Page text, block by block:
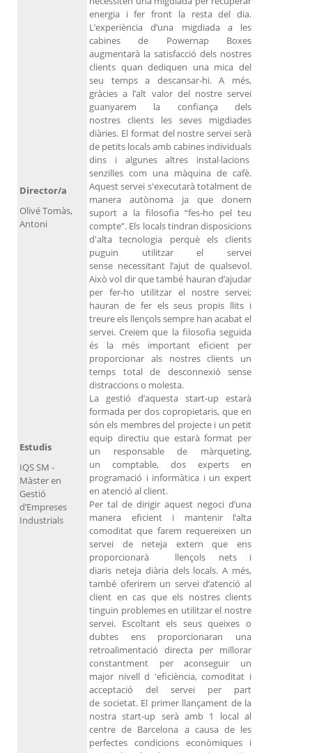
energia i fer front la resta del dia.
L’experiència d’una migdiada a les
cabines de Powernap Boxes
augmentarà la satisfacció dels nostres
clients quan dediquen una mica del
seu temps a descansar-hi. A més,
gràcies a l’alt valor del nostre servei
guanyarem la confiança dels
nostres clients les seves migdiades
diàries. El format del nostre servei serà
de petits locals amb cabines individuals
dins i algunes altres instal·lacions
senzilles com una màquina de cafè.
Aquest servei s'executarà totalment de
manera autònoma ja que donem
suport a la filosofia “fes-ho pel teu
compte”. Els locals tindran disposicions
d'alta tecnologia perquè els clients
puguin utilitzar el servei
sense necessitant l’ajut de qualsevol.
Això vol dir que també hauran d’ajudar
per fer-ho utilitzar el nostre servei;
hauran de fer els seus propis llits i
treure els llençols sempre han acabat el
servei. Creiem que la filosofia seguida
és la més important eficient per
proporcionar als nostres clients un
temps total de desconnexió sense
distraccions o molesta.
La gestió d’aquesta start-up estarà
formada per dos copropietaris, que en
són els membres del projecte i un petit
equip directiu que estarà format per
un responsable de màrqueting,
un comptable, dos experts en
programació i informàtica i un expert
en atenció al client.
Per tal de dirigir aquest negoci d’una
manera eficient i mantenir l’alta
comoditat que farem requereixen un
servei de neteja extern que ens
proporcionarà llençols nets i
diaris neteja diària dels locals. A més,
també oferirem un servei d’atenció al
client en cas que els nostres clients
tinguin problemes en utilitzar el nostre
servei. Escoltant els seus queixes o
dubtes ens proporcionaran una
retroalimentació directa per millorar
constantment per aconseguir un
major nivell d 'eficiència, comoditat i
acceptació del servei per part
de societat. El primer llançament de la
nostra start-up serà amb 1 local al
centre de Barcelona a causa de les
perfectes condicions econòmiques i
Director/a
Olivé Tomàs,
Antoni
Estudis
IQS SM -
Màster en
Gestió
d’Empreses
Industrials